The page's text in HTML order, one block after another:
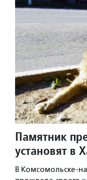
Памятник
установят в
В Комсомольске-